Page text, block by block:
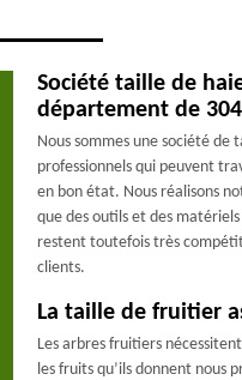
Société taille de
département de
Nous sommes une société de
professionnels qui peuvent
en bon état. Nous réalisons
que des outils et des
restent toutefois très
clients.
La taille de fruitier
Les arbres fruitiers
les fruits qu’ils donnent nous